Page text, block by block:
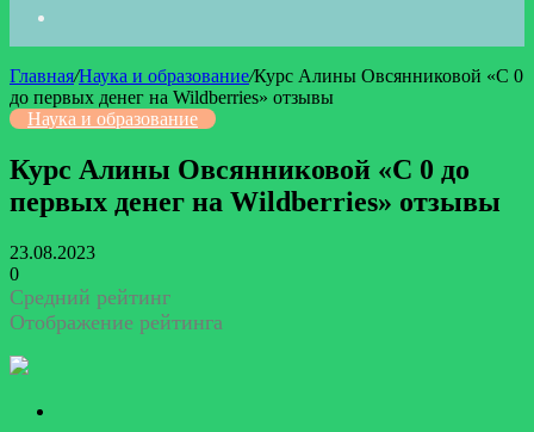
Главная/Наука и образование/Курс Алины Овсянниковой «С 0
до первых денег на Wildberries» отзывы
Наука и образование
Курс Алины Овсянниковой «С 0 до
первых денег на Wildberries» отзывы
23.08.2023
0
Средний рейтинг
Отображение рейтинга